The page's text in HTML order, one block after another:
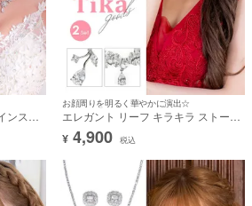
ンスト
お顔周りを明るく華やかに演出☆
エレガント リーフ キラキラ ストーン
アクセサリー 2点セット [ネックレス
＋ピアス]
¥ 4,900 税込